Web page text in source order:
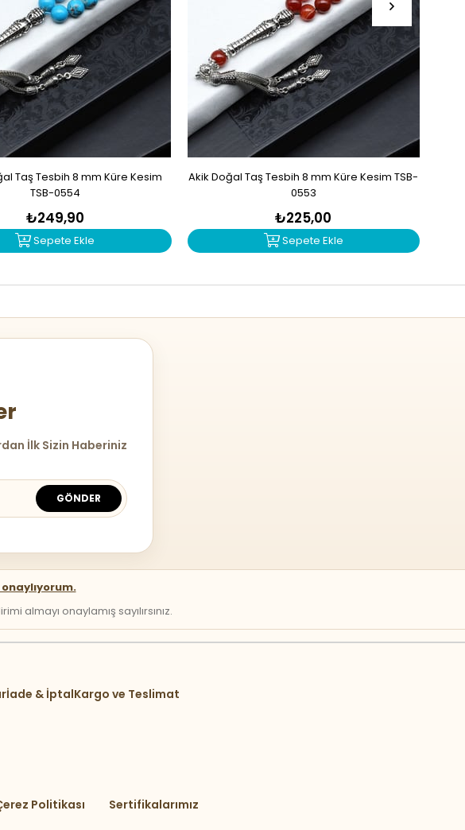
Taş Tesbih 8 mm Küre Kesim
TSB-0554
₺249,90
Sepete Ekle
Akik Doğal Taş Tesbih 8 mm Küre Kesim TSB-
0553
₺225,00
Sepete Ekle
İlk Sizin Haberiniz
GÖNDER
almayı onaylamış sayılırsınız.
İade & İptalKargo ve Teslimat
Politikası Sertifikalarımız